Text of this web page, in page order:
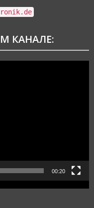
КАНАЛЕ:
00:20